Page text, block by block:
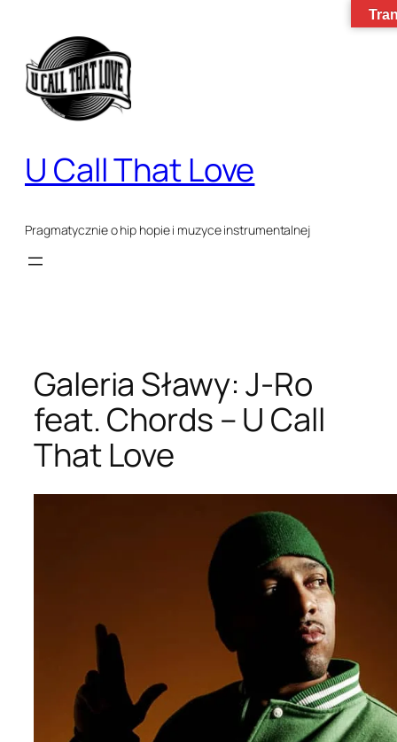
treści
U Call That Love
Pragmatycznie o hip hopie i muzyce instrumentalnej
Galeria Sławy: J-Ro
feat. Chords – U Call
That Love